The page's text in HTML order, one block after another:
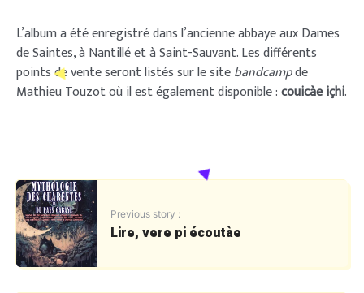
L’album a été enregistré dans l’ancienne abbaye aux Dames
de Saintes, à Nantillé et à Saint-Sauvant. Les différents
points de vente seront listés sur le sitebandcampde
Mathieu Touzot où il est également disponible :couicàe içhi.
Previous story :
Lire, vere pi écoutàe